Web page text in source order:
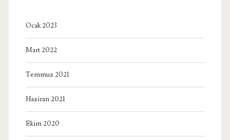
Ocak 2023
Mart 2022
Temmuz 2021
Haziran 2021
Ekim 2020